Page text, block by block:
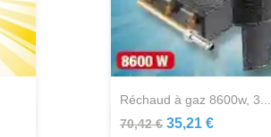
réchaud à gaz 8600w, 3...
70,42 € 35,21 €
Aperçu rapide